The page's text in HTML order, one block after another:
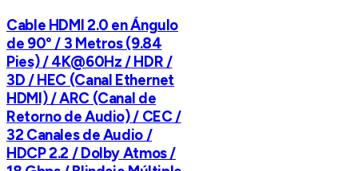
Cable HDMI 2.0 en Ángulo
de 90° / 3 Metros (9.84
Pies) / 4K@60Hz / HDR /
3D / HEC (Canal Ethernet
HDMI) / ARC (Canal de
Retorno de Audio) / CEC /
32 Canales de Audio /
HDCP 2.2 / Dolby Atmos /